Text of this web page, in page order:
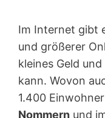
Im Internet gibt
und größerer
kleines Geld
kann. Wovon
1.400
Nommern und